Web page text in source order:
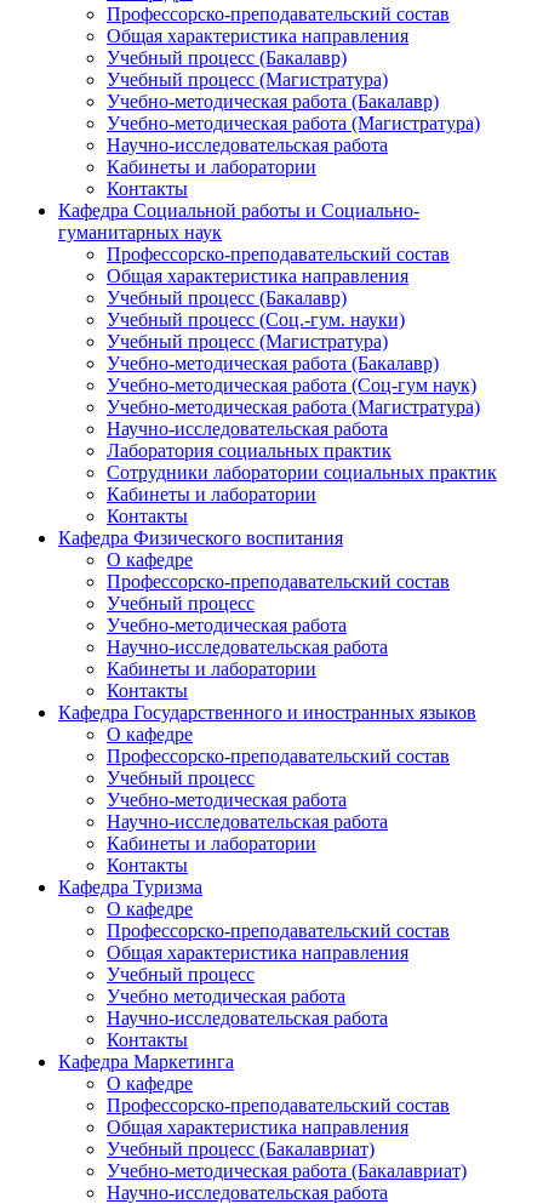
Профессорско-преподавательский состав
Общая характеристика направления
Учебный процесс (Бакалавр)
Учебный процесс (Магистратура)
Учебно-методическая работа (Бакалавр)
Учебно-методическая работа (Магистратура)
Научно-исследовательская работа
Кабинеты и лаборатории
Контакты
Кафедра Социальной работы и Социально-
гуманитарных наук
Профессорско-преподавательский состав
Общая характеристика направления
Учебный процесс (Бакалавр)
Учебный процесс (Соц.-гум. науки)
Учебный процесс (Магистратура)
Учебно-методическая работа (Бакалавр)
Учебно-методическая работа (Соц-гум наук)
Учебно-методическая работа (Магистратура)
Научно-исследовательская работа
Лаборатория социальных практик
Сотрудники лаборатории социальных практик
Кабинеты и лаборатории
Контакты
Кафедра Физического воспитания
О кафедре
Профессорско-преподавательский состав
Учебный процесс
Учебно-методическая работа
Научно-исследовательская работа
Кабинеты и лаборатории
Контакты
Кафедра Государственного и иностранных языков
О кафедре
Профессорско-преподавательский состав
Учебный процесс
Учебно-методическая работа
Научно-исследовательская работа
Кабинеты и лаборатории
Контакты
Кафедра Туризма
О кафедре
Профессорско-преподавательский состав
Общая характеристика направления
Учебный процесс
Учебно методическая работа
Научно-исследовательская работа
Контакты
Кафедра Маркетинга
О кафедре
Профессорско-преподавательский состав
Общая характеристика направления
Учебный процесс (Бакалавриат)
Учебно-методическая работа (Бакалавриат)
Научно-исследовательская работа